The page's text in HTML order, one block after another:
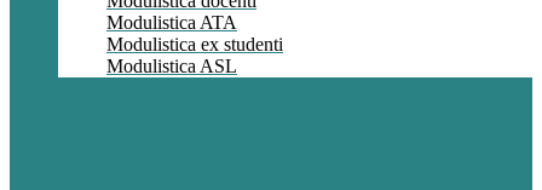
Modulistica ATA
Modulistica ex studenti
Modulistica ASL